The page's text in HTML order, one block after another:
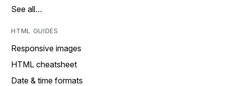
See all…
HTML GUIDES
Responsive images
HTML cheatsheet
Date & time formats